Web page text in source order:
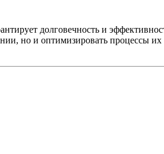
долговечность и
но и оптимизировать процессы